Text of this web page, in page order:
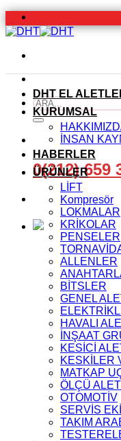
İçeriğe
atla
Ara:
0(212) 659
DHT EL
KURUMSAL
İNSAN
HABERLER
ÜRÜNLER
LİFT
Kompresör
LOKMALAR
KRİKOLAR
PENSELER
ALLENLER
BİTSLER
GENEL
HAVALI
İNŞAAT
KESİCİ
KESKİLER
MATKAP
ÖLÇÜ
OTOMOTİV
SERVİS
TAKIM